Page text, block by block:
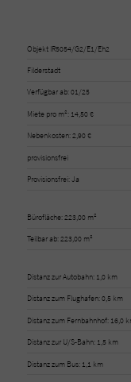
Objekt IR5054/G2/E1/Eh2
Filderstadt
Verfügbar ab: 01/25
Miete pro m²: 14,50 €
Nebenkosten: 2,90 €
provisionsfrei
Provisionsfrei: Ja
Bürofläche: 223,00 m²
Teilbar ab: 223,00 m²
Distanz zur Autobahn: 1,0 km
Distanz zum Flughafen: 0,5 km
Distanz zum Fernbahnhof: 16,0
Distanz zur U/S-Bahn: 1,5 km
Distanz zum Bus: 1,1 km